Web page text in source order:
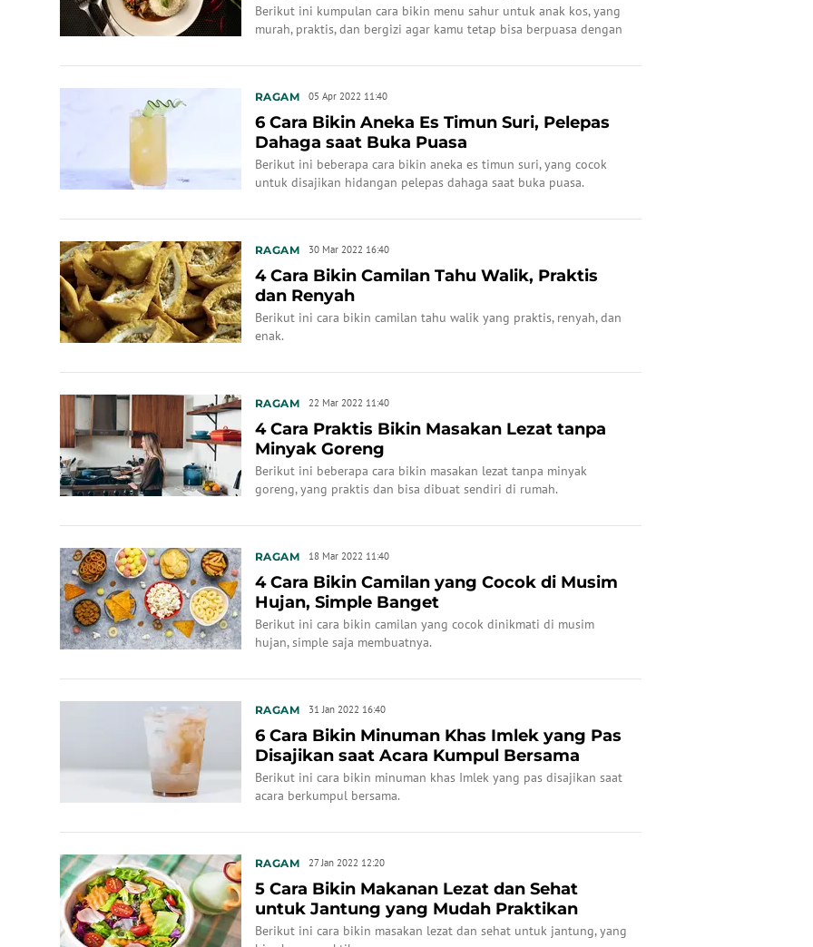
Berikut ini kumpulan cara bikin menu sahur untuk anak kos, yang
murah, praktis, dan bergizi agar kamu tetap bisa berpuasa dengan
RAGAM 05 Apr 2022 11:40
6 Cara Bikin Aneka Es Timun Suri, Pelepas
Dahaga saat Buka Puasa
Berikut ini beberapa cara bikin aneka es timun suri, yang cocok
untuk disajikan hidangan pelepas dahaga saat buka puasa.
RAGAM 30 Mar 2022 16:40
4 Cara Bikin Camilan Tahu Walik, Praktis
dan Renyah
Berikut ini cara bikin camilan tahu walik yang praktis, renyah, dan
enak.
RAGAM 22 Mar 2022 11:40
4 Cara Praktis Bikin Masakan Lezat tanpa
Minyak Goreng
Berikut ini beberapa cara bikin masakan lezat tanpa minyak
goreng, yang praktis dan bisa dibuat sendiri di rumah.
RAGAM 18 Mar 2022 11:40
4 Cara Bikin Camilan yang Cocok di Musim
Hujan, Simple Banget
Berikut ini cara bikin camilan yang cocok dinikmati di musim
hujan, simple saja membuatnya.
RAGAM 31 Jan 2022 16:40
6 Cara Bikin Minuman Khas Imlek yang Pas
Disajikan saat Acara Kumpul Bersama
Berikut ini cara bikin minuman khas Imlek yang pas disajikan saat
acara berkumpul bersama.
RAGAM 27 Jan 2022 12:20
5 Cara Bikin Makanan Lezat dan Sehat
untuk Jantung yang Mudah Praktikan
Berikut ini cara bikin masakan lezat dan sehat untuk jantung, yang